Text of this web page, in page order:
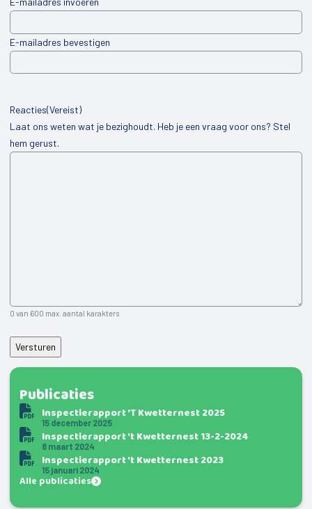
Over ons
Contact
E-mailadres bevestigen
Reacties(Vereist)
Laat ons weten wat je bezighoudt. Heb je een vraag voor ons? Stel
hem gerust.
0 van 600 max. aantal karakters
Publicaties
Inspectierapport 'T Kwetternest 2025
15 december 2025
Inspectierapport 't Kwetternest 13-2-2024
8 maart 2024
Inspectierapport 't Kwetternest 2023
15 januari 2024
Alle publicaties